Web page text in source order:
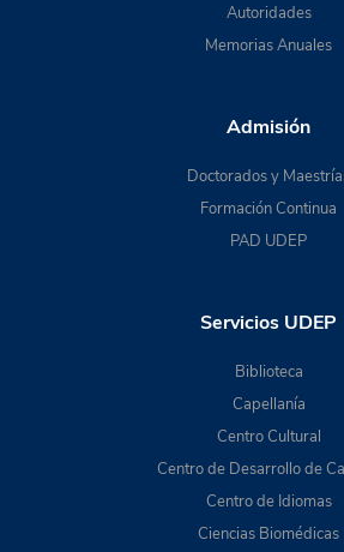
Autoridades
Memorias Anuales
Admisión
Doctorados y
Formación Continua
PAD UDEP
Servicios UDEP
Biblioteca
Capellanía
Centro Cultural
Centro de Desarrollo de
Centro de Idiomas
Ciencias Biomédicas